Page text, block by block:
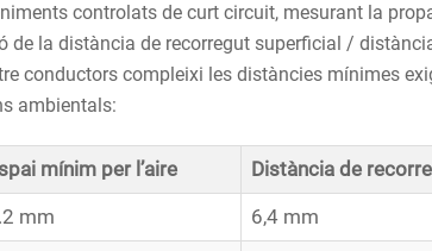
controlats de curt circuit, mesurant la
la distància de recorregut superficial /
conductors compleixi les distàncies mínimes
ambientals:
mínim per l’aire
Distància de
mm
6,4 mm